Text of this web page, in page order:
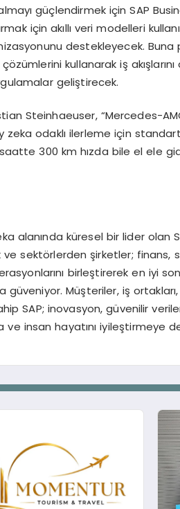
güçlendirmek için SAP
için akıllı veri modelleri
destekleyecek. Buna
kullanarak iş
geliştirecek.
Steinhaeuser, “Mercedes-AMG
odaklı ilerleme için
300 km hızda bile el ele
alanında küresel bir lider olan
ve sektörlerden şirketler; finans,
birleştirerek en iyi
güveniyor. Müşteriler, iş
SAP; inovasyon, güvenilir
ve insan hayatını iyileştirmeye